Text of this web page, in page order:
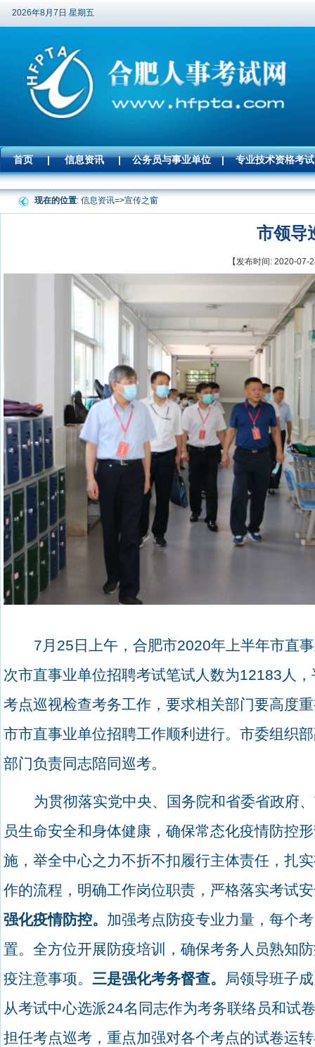
2026年8月7日 星期五
首页 | 信息资讯 | 公务员与事业单位 | 专业技术资格考试
现在的位置: 信息资讯=>宣传之窗
市领导
【发布时间: 2020-
7月 25 日上午，合肥市2020年上半年市直
次市直事业单位招聘考试笔试人数为12183人
考点巡视检查考务工作，要求相关部门要高度
市市直事业单位招聘工作顺利进行。 市委组织
部门负责同志陪同巡考。
为贯彻落实党中央、国务院和省委省政府
员生命安全和身体健康，确保常态化疫情防控
施，举全中心之力不折不扣履行主体责任，扎
作的流程，明确工作岗位职责，严格落实考试
强化疫情防控。 加强考点防疫专业力量，每个
置。全方位开展防疫培训，确保考务人员熟知
疫注意事项。 三是强化考务督查。 局领导班子
从考试中心选派24名同志作为考务联络员和试
担任考点巡考，重点加强对各个考点的试卷运